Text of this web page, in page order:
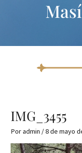
IMG_3455
Poradmin /8 de mayo